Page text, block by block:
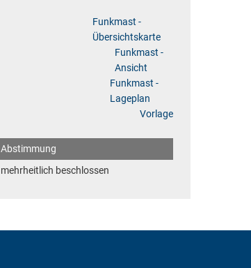
Funkmast -
Übersichtskarte
Funkmast -
Ansicht
Funkmast -
Lageplan
Vorlage
Abstimmung
mehrheitlich beschlossen